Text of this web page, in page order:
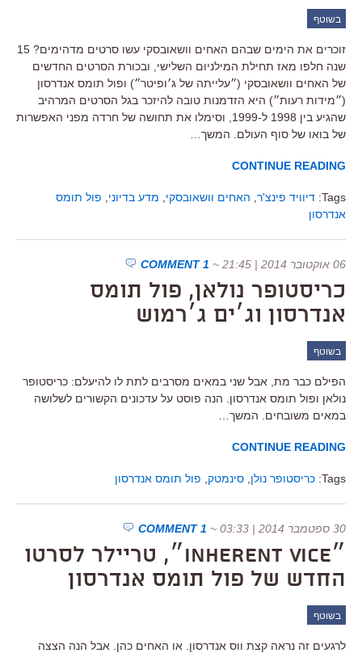
בשוטף
זוכרים את הימים שבהם האחים וושאובסקי עשו סרטים מדהימים? 15
שנה חלפו מאז תחילת המילניום השלישי, ובכורת הסרטים החדשים
של האחים וושאובסקי (״עלייתה של ג׳ופיטר״) ופול תומס אנדרסון
(״מידות רעות״) היא הזדמנות טובה להיזכר בגל הסרטים המרהיב
שהגיע בין 1998 ל-1999, וסימלו את תחושה של חרדה מפני האפשרות
של בואו של סוף העולם. המשך…
CONTINUE READING
Tags: דיוויד פינצ'ר האחים וושאובסקי מדע בדיוני
פול תומס
אנדרסון
06 אוקטובר 2014 | 21:45 ~
1 COMMENT
כריסטופר נולאן, פול תומס
אנדרסון וג׳ים ג׳רמוש
בשוטף
הפילם כבר מת, אבל שני במאים מסרבים לתת לו להיעלם: כריסטופר
נולאן ופול תומס אנדרסון. הנה פוסט על עדכונים הקשורים לשלושה
במאים משובחים. המשך…
CONTINUE READING
Tags: כריסטופר נולן סינמטק פול תומס אנדרסון
30 ספטמבר 2014 | 03:33 ~
1 COMMENT
״Inherent Vice״, טריילר לסרטו
החדש של פול תומס אנדרסון
בשוטף
לרגעים זה נראה קצת ווס אנדרסון. או האחים כהן. אבל הנה הצצה